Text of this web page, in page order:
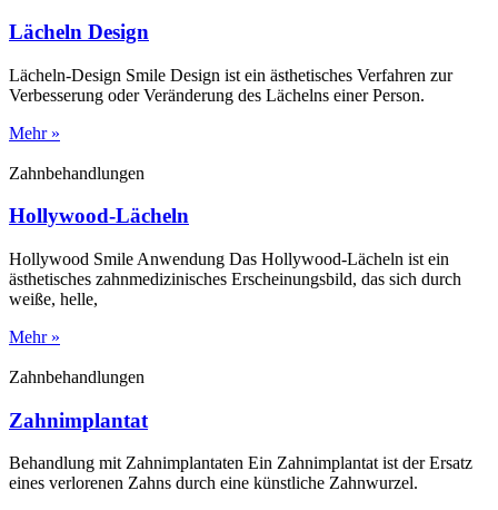
Lächeln Design
Lächeln-Design Smile Design ist ein ästhetisches Verfahren zur
Verbesserung oder Veränderung des Lächelns einer Person.
Mehr »
Zahnbehandlungen
Hollywood-Lächeln
Hollywood Smile Anwendung Das Hollywood-Lächeln ist ein
ästhetisches zahnmedizinisches Erscheinungsbild, das sich durch
weiße, helle,
Mehr »
Zahnbehandlungen
Zahnimplantat
Behandlung mit Zahnimplantaten Ein Zahnimplantat ist der Ersatz
eines verlorenen Zahns durch eine künstliche Zahnwurzel.